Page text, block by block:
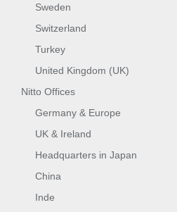
Sweden
Switzerland
Turkey
United Kingdom (UK)
Nitto Offices
Germany & Europe
UK & Ireland
Headquarters in Japan
China
Inde